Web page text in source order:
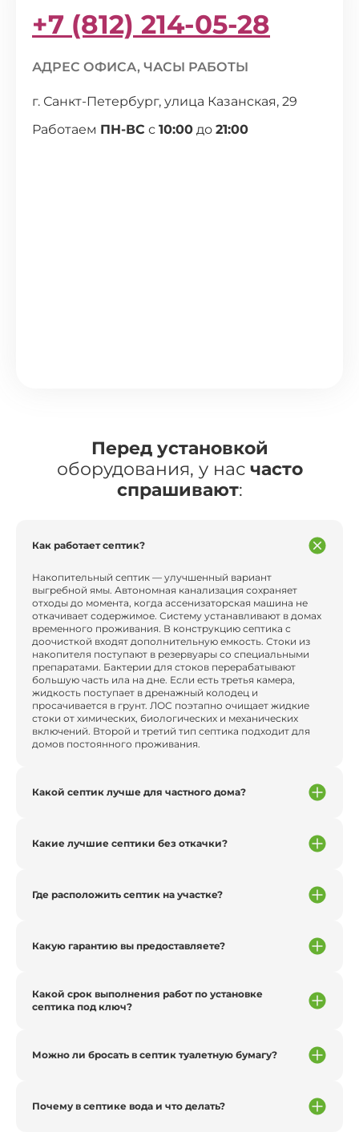
+7 (812) 214-05-28
АДРЕС ОФИСА, ЧАСЫ РАБОТЫ
г. Санкт-Петербург, улица Казанская, 29
Работаем ПН-ВС с 10:00 до 21:00
Перед установкой
оборудования, у нас часто
спрашивают:
Как работает септик?
Накопительный септик — улучшенный вариант
выгребной ямы. Автономная канализация сохраняет
отходы до момента, когда ассенизаторская машина не
откачивает содержимое. Систему устанавливают в домах
временного проживания. В конструкцию септика с
доочисткой входят дополнительную емкость. Стоки из
накопителя поступают в резервуары со специальными
препаратами. Бактерии для стоков перерабатывают
большую часть ила на дне. Если есть третья камера,
жидкость поступает в дренажный колодец и
просачивается в грунт. ЛОС поэтапно очищает жидкие
стоки от химических, биологических и механических
включений. Второй и третий тип септика подходит для
домов постоянного проживания.
Какой септик лучше для частного дома?
Какие лучшие септики без откачки?
Где расположить септик на участке?
Какую гарантию вы предоставляете?
Какой срок выполнения работ по установке
септика под ключ?
Можно ли бросать в септик туалетную бумагу?
Почему в септике вода и что делать?